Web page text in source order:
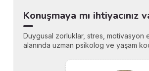
Konuşmaya mı ihtiyacınız
Duygusal zorluklar, stres, motivasyon
alanında uzman psikolog ve yaşam